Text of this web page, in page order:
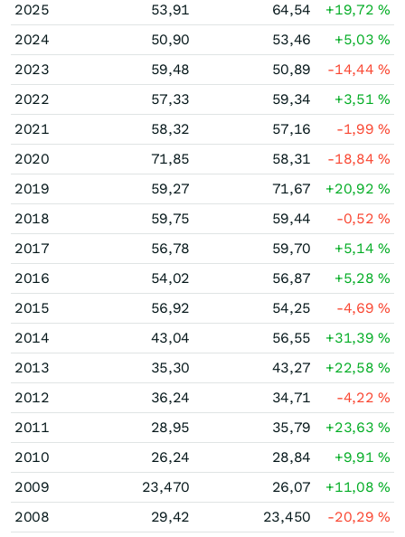
2025
53,91 64,54 +19,72%
2024
50,90 53,46 +5,03%
2023
59,48 50,89 -14,44%
2022
57,33 59,34 +3,51%
2021
58,32 57,16 -1,99%
2020
71,85 58,31 -18,84%
2019
59,27 71,67 +20,92%
2018
59,75 59,44 -0,52%
2017
56,78 59,70 +5,14%
2016
54,02 56,87 +5,28%
2015
56,92 54,25 -4,69%
2014
43,04 56,55 +31,39%
2013
35,30 43,27 +22,58%
2012
36,24 34,71 -4,22%
2011
28,95 35,79 +23,63%
2010
26,24 28,84 +9,91%
2009
23,470 26,07 +11,08%
2008
29,42 23,450 -20,29%